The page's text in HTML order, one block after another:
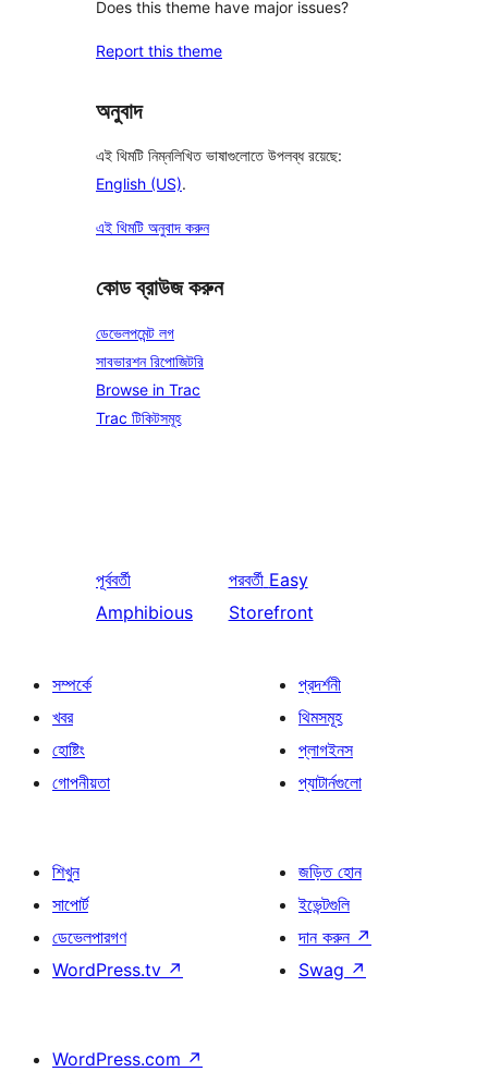
Does this theme have major issues?
Report this theme
অনুবাদ
এই থিমটি নিম্নলিখিত ভাষাগুলোতে উপলব্ধ রয়েছে:
English (US).
এই থিমটি অনুবাদ করুন
কোড ব্রাউজ করুন
ডেভেলপমেন্ট লগ
সাবভারশন রিপোজিটরি
Browse in Trac
Trac টিকিটসমূহ
পূর্ববর্তী
Amphibious
পরবর্তী Easy
Storefront
সম্পর্কে
খবর
হোষ্টিং
গোপনীয়তা
প্রদর্শনী
থিমসমূহ
প্লাগইনস
প্যাটার্নগুলো
শিখুন
সাপোর্ট
ডেভেলপারগণ
WordPress.tv ↗
জড়িত হোন
ইভেন্টগুলি
দান করুন ↗
Swag ↗
WordPress.com ↗